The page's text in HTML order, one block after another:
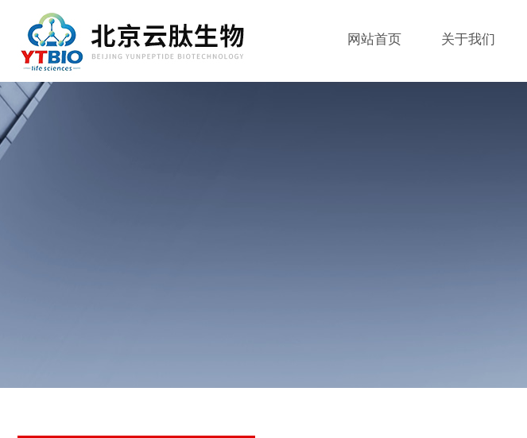
网站首页 关于我们